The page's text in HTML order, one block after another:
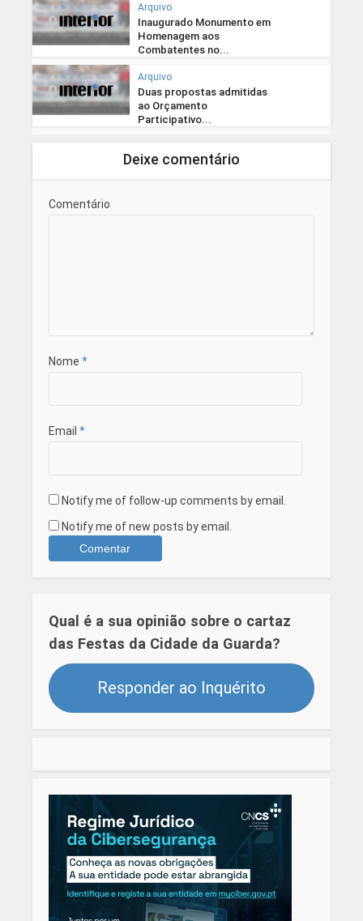
Arquivo
Inaugurado Monumento em
Homenagem aos
Combatentes no...
Arquivo
Duas propostas admitidas
ao Orçamento
Participativo...
Deixe comentário
Comentário
Nome *
Email *
Notify me of follow-up comments by email.
Notify me of new posts by email.
Qual é a sua opinião sobre o cartaz
das Festas da Cidade da Guarda?
Responder ao Inquérito